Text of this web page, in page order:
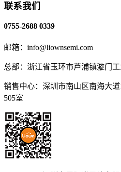
联系我们
0755-2688 0339
邮箱：info@liownsemi.com
总部：浙江省玉环市芦浦镇漩门
销售中心：深圳市南山区南海大
505室